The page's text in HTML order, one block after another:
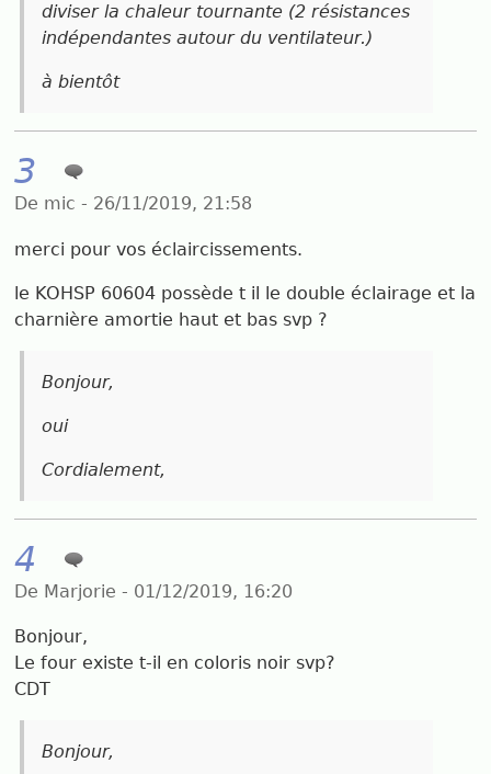
diviser la chaleur tournante (2 résistances
indépendantes autour du ventilateur.)
à bientôt
3
De mic - 26/11/2019, 21:58
merci pour vos éclaircissements.
le KOHSP 60604 possède t il le double éclairage et la
charnière amortie haut et bas svp ?
Bonjour,
oui
Cordialement,
4
De Marjorie - 01/12/2019, 16:20
Bonjour,
Le four existe t-il en coloris noir svp?
CDT
Bonjour,